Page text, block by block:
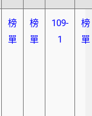
榜
單
榜
單
109-
1
榜
單